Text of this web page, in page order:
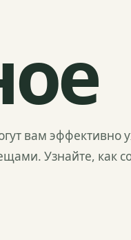
вам эффективно
Узнайте, как